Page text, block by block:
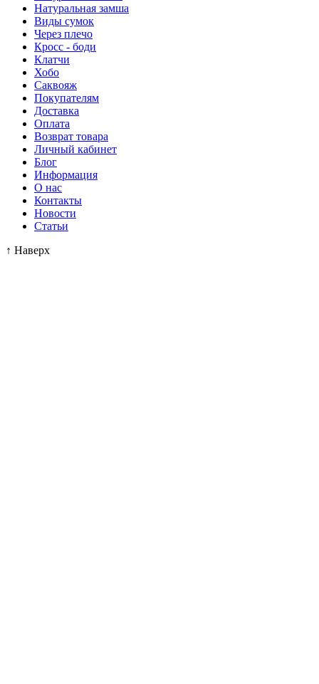
Натуральная замша
Виды сумок
Через плечо
Кросс - боди
Клатчи
Хобо
Саквояж
Покупателям
Доставка
Оплата
Возврат товара
Личный кабинет
Блог
Информация
О нас
Контакты
Новости
Статьи
↑ Наверх